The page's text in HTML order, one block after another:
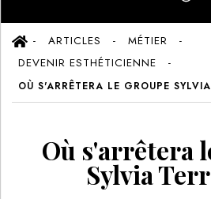
ARTICLES
MÉTIER
DEVENIR ESTHÉTICIENNE
OÙ S'ARRÊTERA LE GROUPE
Où s'arrêtera
Sylvia